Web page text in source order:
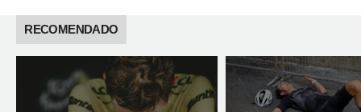
RECOMENDADO